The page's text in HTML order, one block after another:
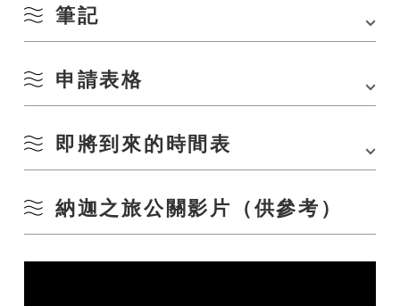
資訊傳播和銷售支持，以促進旅遊和公民交流。
招聘詳情
利用當地資源（自然、美食、人民和歷史）的遊客和長門市民的計劃
申請期間
6月21日（星期一）至7月20日（星期二）
如何申請
填寫可在此頁面底部下載的申請表，並通過電子郵件或傳真提交給協會
申請要求
1. 計劃的計劃必須符合業務目的。
本會在接待和信息傳播方面支持策劃和運營該計劃的組織者。
[節目主辦單位]
計劃規劃
[長門市觀光會議協會（秘書處）]
「Naga Trip」體驗預約網站接受申請。
面（約 22,000 名追蹤者）傳播訊息
支援計畫規劃和複習
筆記
1.本會不會為本計畫執行提供資金、物品、人員或優先保留等補助
2. 我們可能會要求您更改節目費用和內容進行調整。
3. 必要時可進行文件審查和聽證會
我會的。 即使當時已經產生費用，費用也由節目主辦單位承擔
它來到
5. 如因天氣或活動主辦單位之方便而取消活動，主辦單位有責任聯絡參加
好
6. 請購買活動保險（責任、傷害等）。 它賠償事故、傷害、損壞等，參加
申請表格
將申請表連同必要資訊提交給長門市觀光會議協會（可傳真和電子郵件）
【目的地】長門市觀光會議協會 FAX 0837-27-0079/MAIL info@nanavi.jp
即將到來的時間表
■6月21日（星期一）-7月20日（星期二）：節目主辦單位招募
■7月下旬至8月中旬：主辦單位會議，完善節目內容
納迦之旅公關影片（供參考）